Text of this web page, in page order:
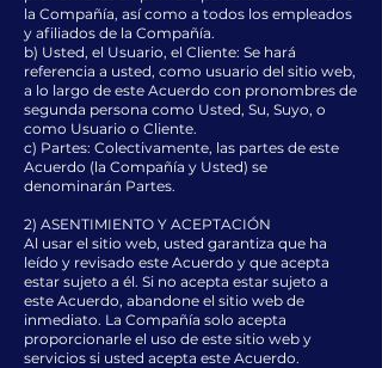
la Compañía, así como a todos los empleados
y afiliados de la Compañía.
b) Usted, el Usuario, el Cliente: Se hará
referencia a usted, como usuario del sitio web,
a lo largo de este Acuerdo con pronombres de
segunda persona como Usted, Su, Suyo, o
como Usuario o Cliente.
c) Partes: Colectivamente, las partes de este
Acuerdo (la Compañía y Usted) se
denominarán Partes.
2) ASENTIMIENTO Y ACEPTACIÓN
Al usar el sitio web, usted garantiza que ha
leído y revisado este Acuerdo y que acepta
estar sujeto a él. Si no acepta estar sujeto a
este Acuerdo, abandone el sitio web de
inmediato. La Compañía solo acepta
proporcionarle el uso de este sitio web y
servicios si usted acepta este Acuerdo.